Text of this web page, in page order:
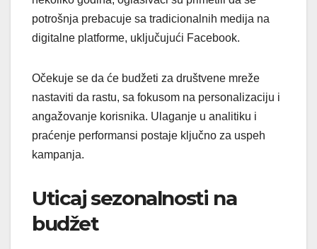
potrošnja prebacuje sa tradicionalnih medija na
digitalne platforme, uključujući Facebook.
Očekuje se da će budžeti za društvene mreže
nastaviti da rastu, sa fokusom na personalizaciju i
angažovanje korisnika. Ulaganje u analitiku i
praćenje performansi postaje ključno za uspeh
kampanja.
Uticaj sezonalnosti na
budžet